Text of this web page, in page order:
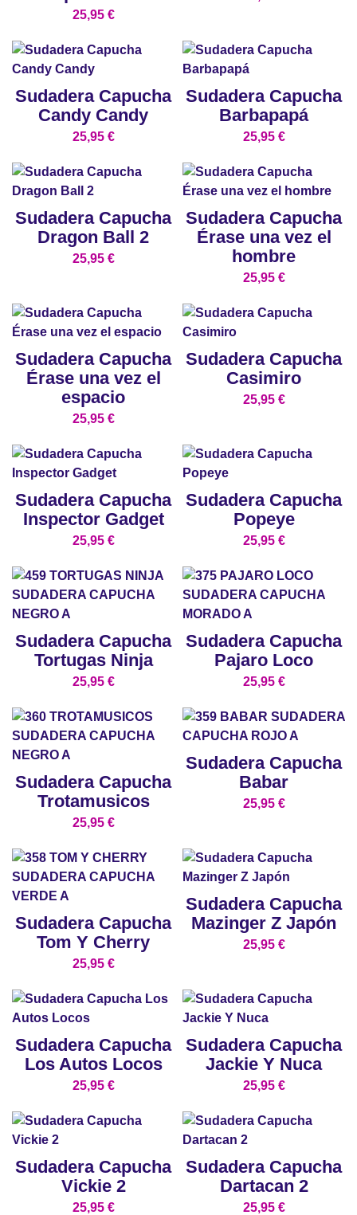
25,95 €
Sudadera Capucha
Candy Candy
25,95 €
Sudadera Capucha
Barbapapá
25,95 €
Sudadera Capucha
Dragon Ball 2
25,95 €
Sudadera Capucha
Érase una vez el
hombre
25,95 €
Sudadera Capucha
Érase una vez el
espacio
25,95 €
Sudadera Capucha
Casimiro
25,95 €
Sudadera Capucha
Inspector Gadget
25,95 €
Sudadera Capucha
Popeye
25,95 €
Sudadera Capucha
Tortugas Ninja
25,95 €
Sudadera Capucha
Pajaro Loco
25,95 €
Sudadera Capucha
Trotamusicos
25,95 €
Sudadera Capucha
Babar
25,95 €
Sudadera Capucha
Tom Y Cherry
25,95 €
Sudadera Capucha
Mazinger Z Japón
25,95 €
Sudadera Capucha
Los Autos Locos
25,95 €
Sudadera Capucha
Jackie Y Nuca
25,95 €
Sudadera Capucha
Vickie 2
25,95 €
Sudadera Capucha
Dartacan 2
25,95 €